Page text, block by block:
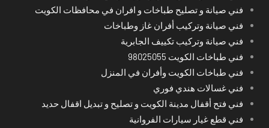
فني صيانة و تصليح طباخات و افران في محافظات الكويت
فني صيانة وتركيب أفران غاز وطباخات
فني صيانة وتركيب تكييف الجابرية
فني طباخات الكويت 98025055
فني طباخات الكويت وأفران في المنزل
فني غسالات هندي فوري
فني فتح أقفال مدينة الكويت و تصليح و تبديل اقفال حديد
فني قطع غيار سيارات الفروانية